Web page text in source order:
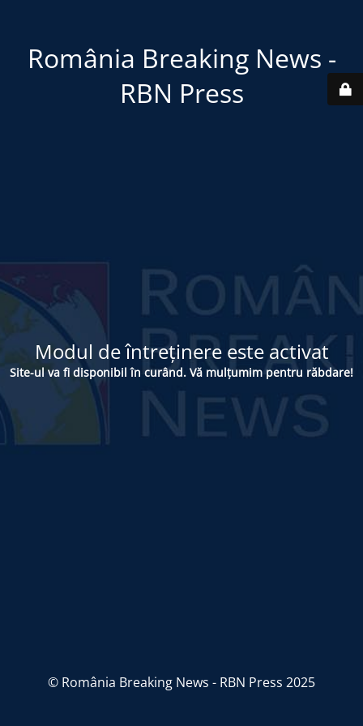
România Breaking News -
RBN Press
Modul de întreținere este activat
Site-ul va fi disponibil în curând. Vă mulțumim pentru răbdare!
© România Breaking News - RBN Press 2025